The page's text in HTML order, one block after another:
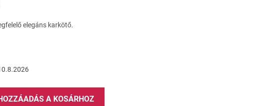
elegáns karkötő.
A KOSÁRHOZ